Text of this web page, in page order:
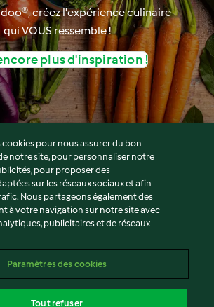
créez l'expérience culinaire
qui VOUS ressemble !
plus d'inspiration !
cookies pour nous assurer du bon
notre site, pour personnaliser notre
pour proposer des
sur les réseaux sociaux et afin
Nous partageons également des
à votre navigation sur notre site avec
publicitaires et de réseaux
Paramètres des cookies
Tout refuser